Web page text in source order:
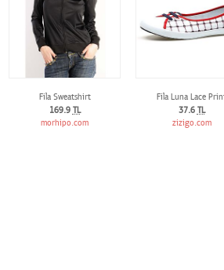
Fila Sweatshirt
169.9 TL
morhipo.com
Fila Luna Lace
37.6 TL
zizigo.com